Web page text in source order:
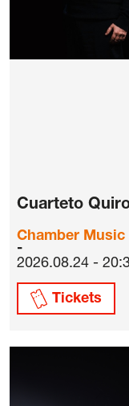
Cuarteto
Chamber Music
2026.08.24 -
Tickets